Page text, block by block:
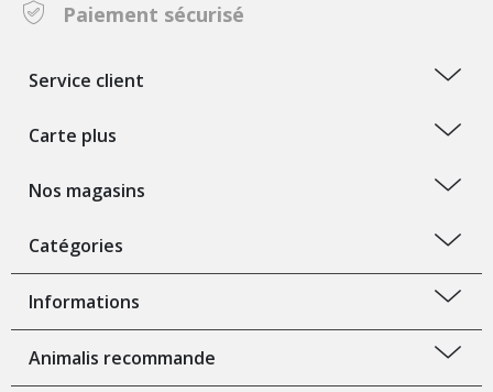
Paiement sécurisé
Service client
Carte plus
Nos magasins
Catégories
Informations
Animalis recommande